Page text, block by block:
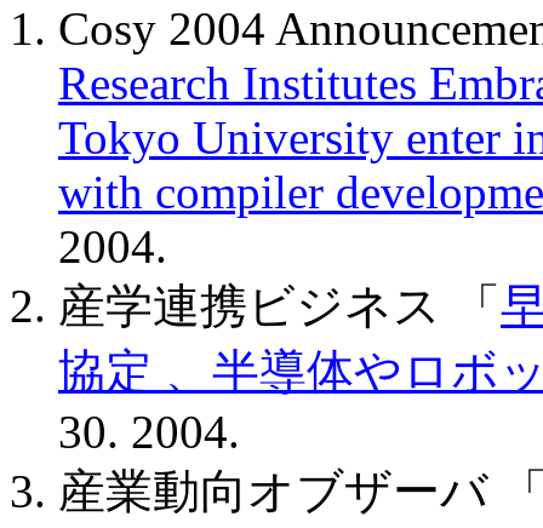
Cosy 2004
Research Institutes
Tokyo University enter
with compiler
2004.
産学連携ビジネス 「
協定 、半導体やロボ
30. 2004.
産業動向オブザーバ